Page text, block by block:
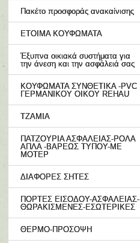
Πακέτο προσφοράς ανακαίνισης
ΕΤΟΙΜΑ ΚΟΥΦΩΜΑΤΑ
Έξυπνα οικιακά συστήματα για
την άνεση και την ασφάλειά σας
ΚΟΥΦΩΜΑΤΑ ΣΥΝΘΕΤΙΚΑ -PVC
ΓΕΡΜΑΝΙΚΟΥ ΟΙΚΟΥ REHAU
ΤΖΑΜΙΑ
ΠΑΤΖΟΥΡΙΑ ΑΣΦΑΛΕΙΑΣ-ΡΟΛΑ
ΑΠΛΑ -ΒΑΡΕΩΣ ΤΥΠΟΥ-ΜΕ
ΜΟΤΕΡ
ΔΙΑΦΟΡΕΣ ΣΗΤΕΣ
ΠΟΡΤΕΣ ΕΙΣΟΔΟΥ-ΑΣΦΑΛΕΙΑΣ-
ΘΩΡΑΚΙΣΜΕΝΕΣ-ΕΣΩΤΕΡΙΚΕΣ
ΘΕΡΜΟ-ΠΡΟΣΟΨΗ